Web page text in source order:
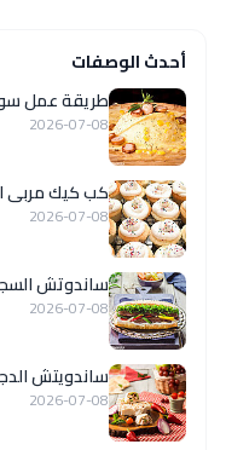
أحدث الوصفات
طريقة عمل
2026-07-08
كب كيك مربى
2026-07-08
ساندوتش
2026-07-08
ساندويتش
2026-07-08